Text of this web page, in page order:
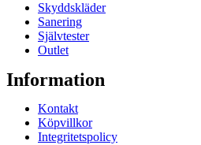
Skyddskläder
Sanering
Självtester
Outlet
Information
Kontakt
Köpvillkor
Integritetspolicy